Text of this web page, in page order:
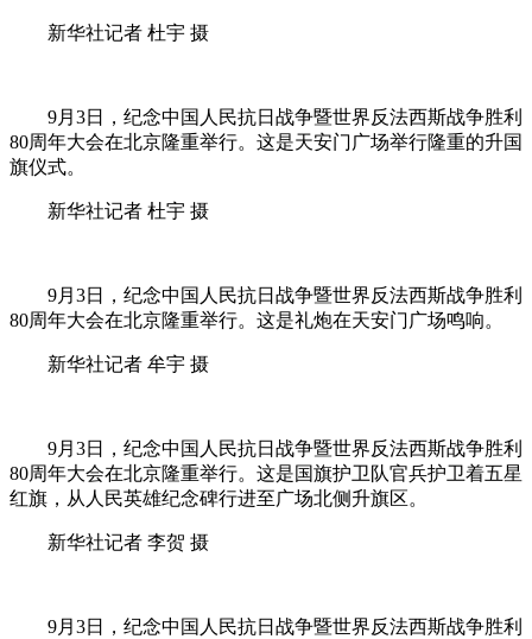
新华社记者 杜宇 摄
9月3日，纪念中国人民抗日战争暨世界反法西斯战争胜利
80周年大会在北京隆重举行。这是天安门广场举行隆重的升国
旗仪式。
新华社记者 杜宇 摄
9月3日，纪念中国人民抗日战争暨世界反法西斯战争胜利
80周年大会在北京隆重举行。这是礼炮在天安门广场鸣响。
新华社记者 牟宇 摄
9月3日，纪念中国人民抗日战争暨世界反法西斯战争胜利
80周年大会在北京隆重举行。这是国旗护卫队官兵护卫着五星
红旗，从人民英雄纪念碑行进至广场北侧升旗区。
新华社记者 李贺 摄
9月3日，纪念中国人民抗日战争暨世界反法西斯战争胜利